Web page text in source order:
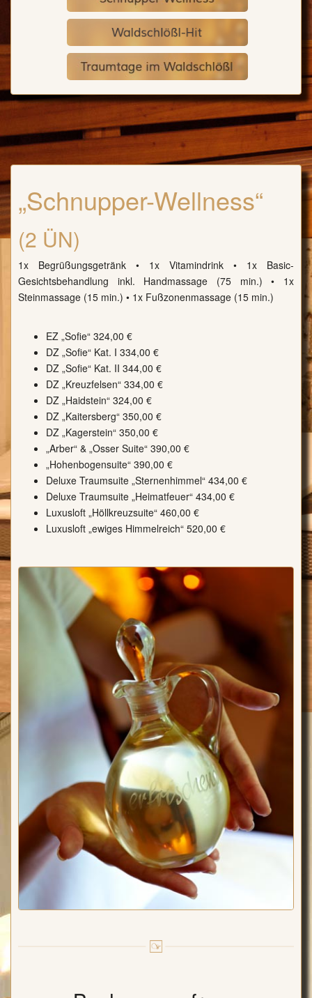
„Schnupper-Wellness“
(2 ÜN)
1x Begrüßungsgetränk • 1x Vitamindrink • 1x Basic-
Gesichtsbehandlung inkl. Handmassage (75 min.) • 1x
Steinmassage (15 min.) • 1x Fußzonenmassage (15 min.)
EZ „Sofie“ 324,00 €
DZ „Sofie“ Kat. I 334,00 €
DZ „Sofie“ Kat. II 344,00 €
DZ „Kreuzfelsen“ 334,00 €
DZ „Haidstein“ 324,00 €
DZ „Kaitersberg“ 350,00 €
DZ „Kagerstein“ 350,00 €
„Arber“ & „Osser Suite“ 390,00 €
„Hohenbogensuite“ 390,00 €
Deluxe Traumsuite „Sternenhimmel“ 434,00 €
Deluxe Traumsuite „Heimatfeuer“ 434,00 €
Luxusloft „Höllkreuzsuite“ 460,00 €
Luxusloft „ewiges Himmelreich“ 520,00 €